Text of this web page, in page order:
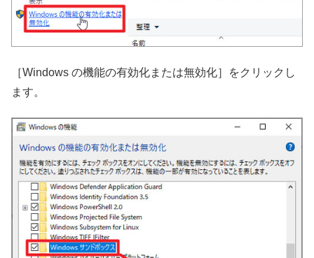
［Windows の機能の有効化または無効化］をクリックし
ます。